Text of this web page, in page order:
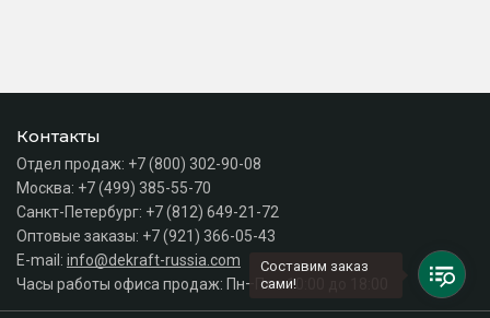
Контакты
Отдел продаж: +7 (800) 302-90-08
Москва: +7 (499) 385-55-70
Санкт-Петербург: +7 (812) 649-21-72
Оптовые заказы: +7 (921) 366-05-43
E-mail: info@dekraft-russia.com
Часы работы офиса продаж: Пн–Пт с 10:00 до 18:00
Составим заказ
сами!